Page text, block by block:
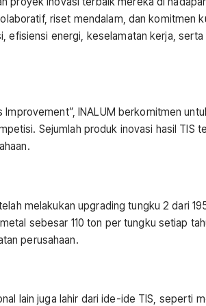
riset mendalam, dan komitmen
efisiensi energi, keselamatan kerja, serta
INALUM berkomitmen
Sejumlah produk inovasi hasil TIS
melakukan upgrading tungku 2 dari
sebesar 110 ton per tungku setiap
perusahaan.
lain juga lahir dari ide-ide TIS, seperti